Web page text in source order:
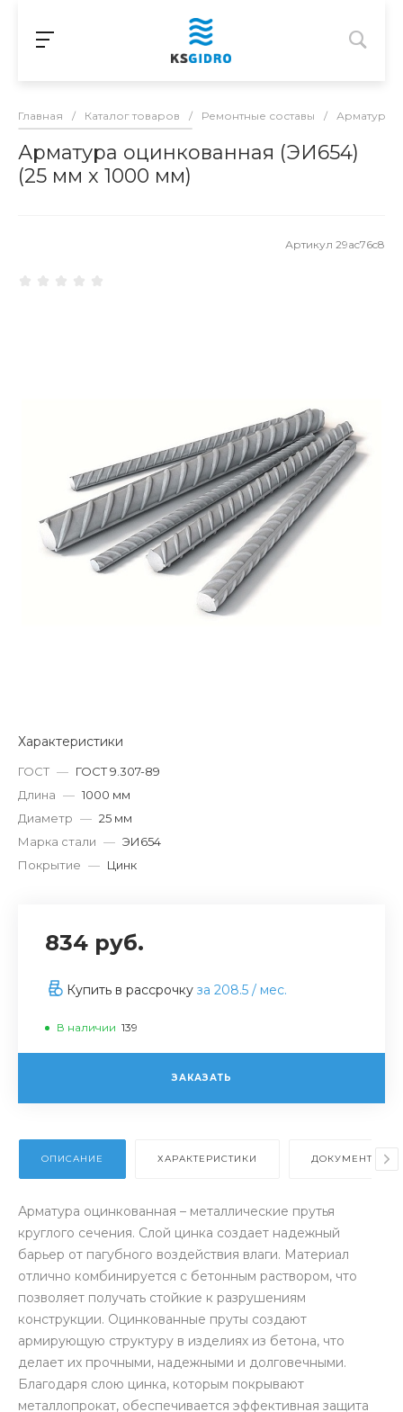
Главная / Каталог товаров / Ремонтные составы / Арматура
Арматура оцинкованная (ЭИ654)
(25 мм х 1000 мм)
Артикул 29ac76c8
Характеристики
ГОСТ — ГОСТ 9.307-89
Длина — 1000 мм
Диаметр — 25 мм
Марка стали — ЭИ654
Покрытие — Цинк
834 руб.
Купить в рассрочку за 208.5 / мес.
В наличии 139
ЗАКАЗАТЬ
ОПИСАНИЕ ХАРАКТЕРИСТИКИ ДОКУМЕНТЫ
Арматура оцинкованная – металлические прутья
круглого сечения. Слой цинка создает надежный
барьер от пагубного воздействия влаги. Материал
отлично комбинируется с бетонным раствором, что
позволяет получать стойкие к разрушениям
конструкции. Оцинкованные пруты создают
армирующую структуру в изделиях из бетона, что
делает их прочными, надежными и долговечными.
Благодаря слою цинка, которым покрывают
металлопрокат, обеспечивается эффективная защита